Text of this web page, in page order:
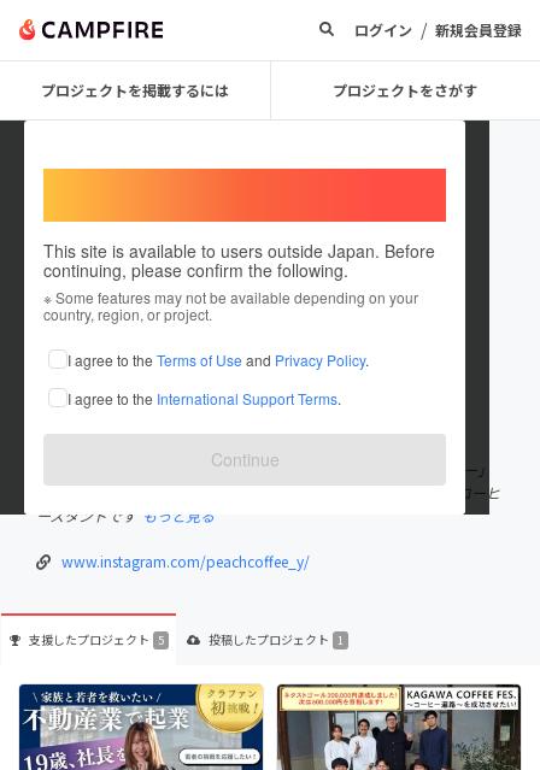
ログイン / 新規会員登録
プロジェクトを掲載するには プロジェクトをさがす
This site is available to users outside Japan. Before
continuing, please confirm the following.
※ Some features may not be available depending on your
country, region, or project.
I agree to the Terms of Use and Privacy Policy.
I agree to the International Support Terms.
Continue
peachcoffee
これまでに5回支援して1件のプロジェクトを投稿しています
在住国：日本 現在地：神奈川県
出身国：日本 出身地：神奈川県
Coffee That Tastes Like Fruit!! 「まるでフルーツのようなコーヒー」
をコンセプトに、 個性豊かなスペシャルティコーヒーを取り扱うコーヒ
ースタンドです もっと見る
www.instagram.com/peachcoffee_y/
支援したプロジェクト 5 投稿したプロジェクト 1